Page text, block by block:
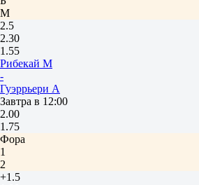
М
2.5
2.30
1.55
Рибекай М
-
Гуэррьери А
Завтра в 12:00
2.00
1.75
Фора
1
2
+1.5